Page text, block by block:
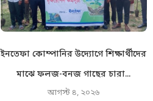
ইনতেফা কোম্পানির উদ্যোগে শিক্ষার্থীদের
মাঝে ফলজ-বনজ গাছের চারা...
আগস্ট ৪, ২০২৬